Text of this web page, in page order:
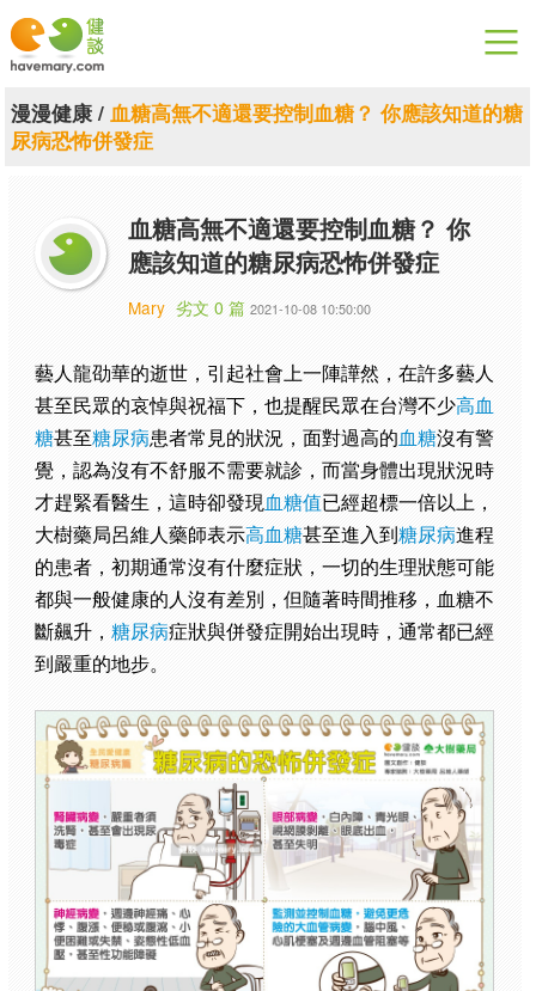
漫漫健康
關於健談
聯絡我們
漫漫健康/ 血糖高無不適還要控制血糖？ 你應該知道的糖
尿病恐怖併發症
血糖高無不適還要控制血糖？ 你
應該知道的糖尿病恐怖併發症
Mary 劣文 0 篇 2021-10-08 10:50:00
藝人龍劭華的逝世，引起社會上一陣譁然，在許多藝人
甚至民眾的哀悼與祝福下，也提醒民眾在台灣不少高血
糖甚至糖尿病患者常見的狀況，面對過高的血糖沒有警
覺，認為沒有不舒服不需要就診，而當身體出現狀況時
才趕緊看醫生，這時卻發現血糖值已經超標一倍以上，
大樹藥局呂維人藥師表示高血糖甚至進入到糖尿病進程
的患者，初期通常沒有什麼症狀，一切的生理狀態可能
都與一般健康的人沒有差別，但隨著時間推移，血糖不
斷飆升， 糖尿病症狀與併發症開始出現時，通常都已經
到嚴重的地步。